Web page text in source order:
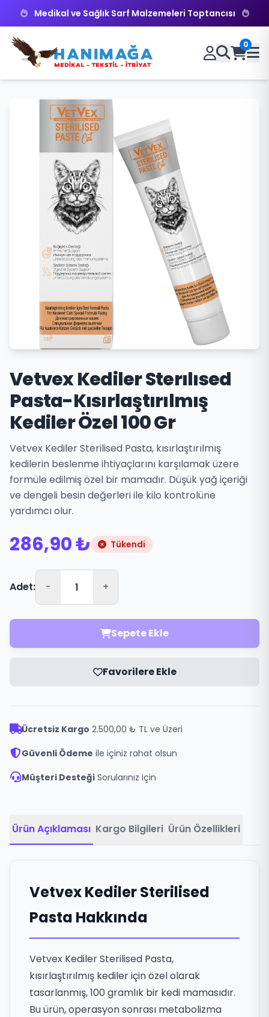
Medikal ve Sağlık Sarf Malzemeleri Toptancısı
0
Vetvex Kediler Sterılısed
Pasta-Kısırlaştırılmış
Kediler Özel 100 Gr
Vetvex Kediler Sterilised Pasta, kısırlaştırılmış
kedilerin beslenme ihtiyaçlarını karşılamak üzere
formüle edilmiş özel bir mamadır. Düşük yağ içeriği
ve dengeli besin değerleri ile kilo kontrolüne
yardımcı olur.
286,90 ₺ Tükendi
Adet: - +
Sepete Ekle
Favorilere Ekle
Ücretsiz Kargo 2.500,00 ₺ TL ve Üzeri
Güvenli Ödeme ile içiniz rahat olsun
Müşteri Desteği Sorularınız için
Ürün Açıklaması Kargo Bilgileri Ürün Özellikleri
Vetvex Kediler Sterilised
Pasta Hakkında
Vetvex Kediler Sterilised Pasta,
kısırlaştırılmış kediler için özel olarak
tasarlanmış, 100 gramlık bir kedi mamasıdır.
Bu ürün, operasyon sonrası metabolizma